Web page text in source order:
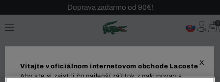
Doprava zadarmo od 90€!
Sezónny výpredaj až -40 %!
Bezplatné vrátenie!
0
X
Vitajte v oficiálnom internetovom obchode Lacoste
Aby ste si zaistili čo najlepší zážitok z nakupovania,